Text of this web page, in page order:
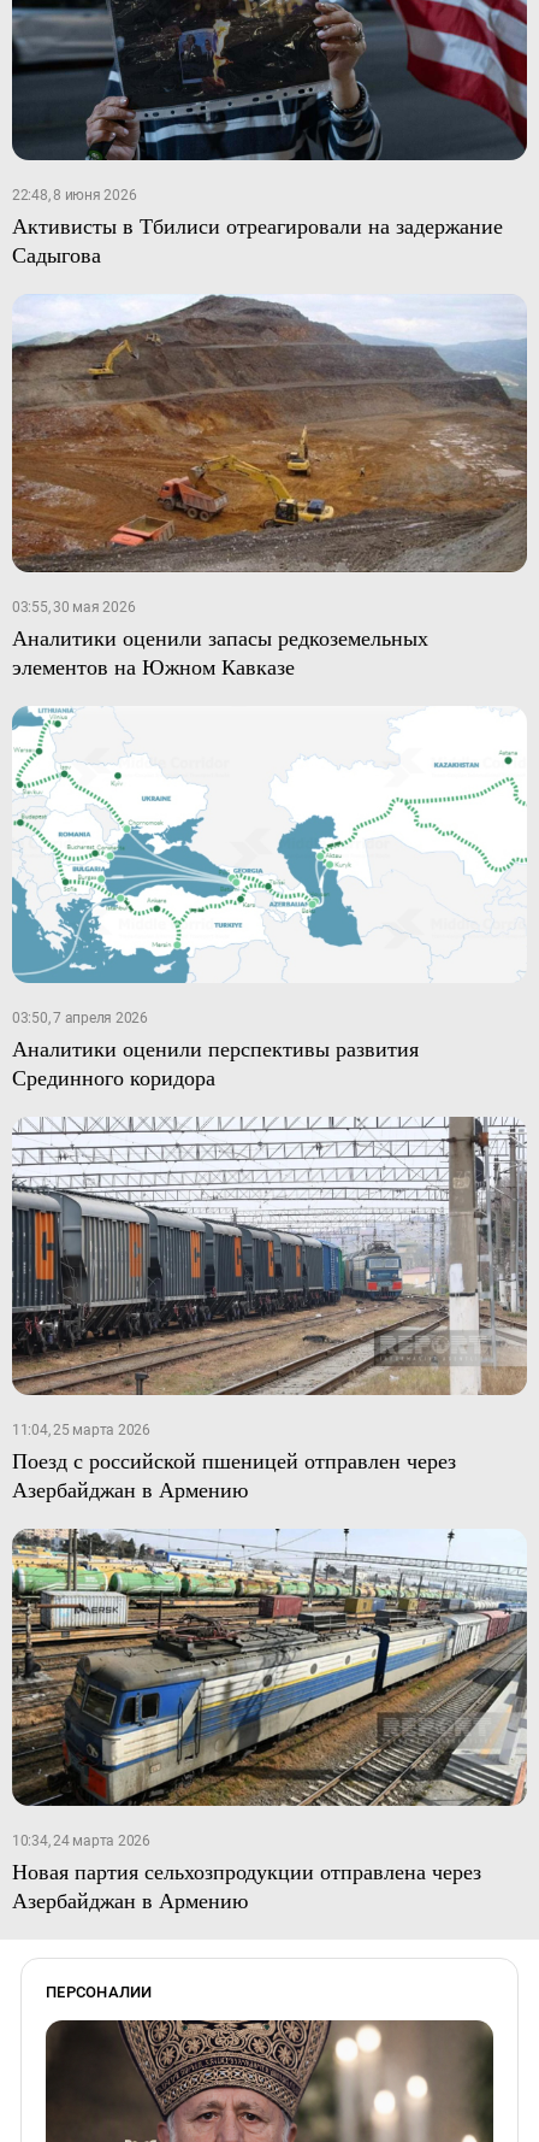
22:48, 8 июня 2026
Активисты в Тбилиси отреагировали на задержание
Садыгова
03:55, 30 мая 2026
Аналитики оценили запасы редкоземельных
элементов на Южном Кавказе
03:50, 7 апреля 2026
Аналитики оценили перспективы развития
Срединного коридора
11:04, 25 марта 2026
Поезд с российской пшеницей отправлен через
Азербайджан в Армению
10:34, 24 марта 2026
Новая партия сельхозпродукции отправлена через
Азербайджан в Армению
ПЕРСОНАЛИИ